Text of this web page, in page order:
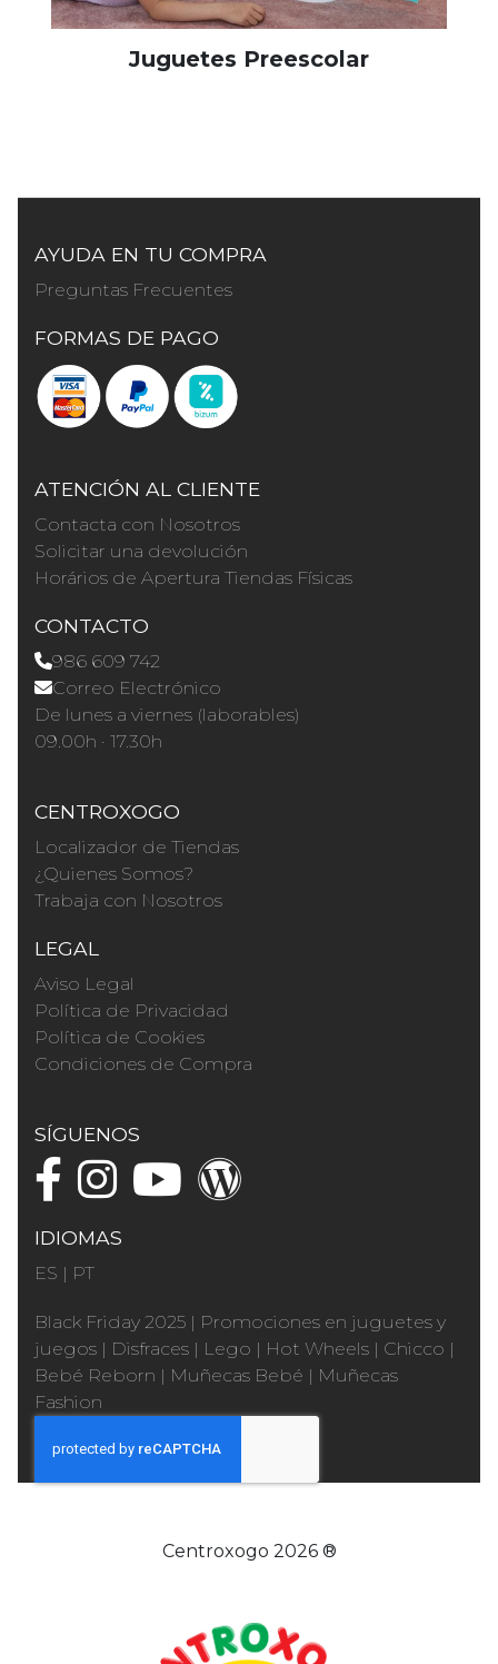
Juguetes Preescolar
AYUDA EN TU COMPRA
Preguntas Frecuentes
FORMAS DE PAGO
ATENCIÓN AL CLIENTE
Contacta con Nosotros
Solicitar una devolución
Horários de Apertura Tiendas Físicas
CONTACTO
986 609 742
Correo Electrónico
De lunes a viernes (laborables)
09.00h · 17.30h
CENTROXOGO
Localizador de Tiendas
¿Quienes Somos?
Trabaja con Nosotros
LEGAL
Aviso Legal
Política de Privacidad
Política de Cookies
Condiciones de Compra
SÍGUENOS
IDIOMAS
ES | PT
Black Friday 2025 | Promociones en juguetes y
juegos | Disfraces | Lego | Hot Wheels | Chicco |
Bebé Reborn | Muñecas Bebé | Muñecas
Fashion
Centroxogo 2026 ®